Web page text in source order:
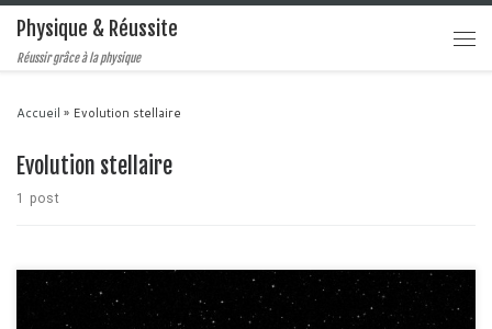
Physique & Réussite
Réussir grâce à la physique
Accueil » Evolution stellaire
Evolution stellaire
1 post